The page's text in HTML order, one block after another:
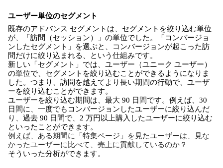
ユーザー単位のセグメント
既存のアドバンス セグメントは、セグメントを絞り込む単位
が、「訪問（セッション）」の単位でした。「コンバージョ
ンしたセグメント」を選ぶと、コンバージョンが起こった訪
問だけに絞り込まれる、という仕組みです。
新しい「セグメント」では、ユーザー（ユニーク ユーザー）
の単位で、セグメントを絞り込むことができるようになりま
した。つまり、訪問を越えてより長い期間の行動で、ユーザ
ーを絞り込むことができます。
ユーザーを絞り込む期間は、最大 90 日間です。例えば、30
日間に、一度でもコンバージョンしたユーザーに絞り込んだ
り、過去 90 日間で、2 万円以上購入したユーザーに絞り込む
といったことができます。
例えば、ある期間に「特集ページ」を見たユーザーは、見な
かったユーザーに比べて、売上に貢献しているのか？
そういった分析ができます。